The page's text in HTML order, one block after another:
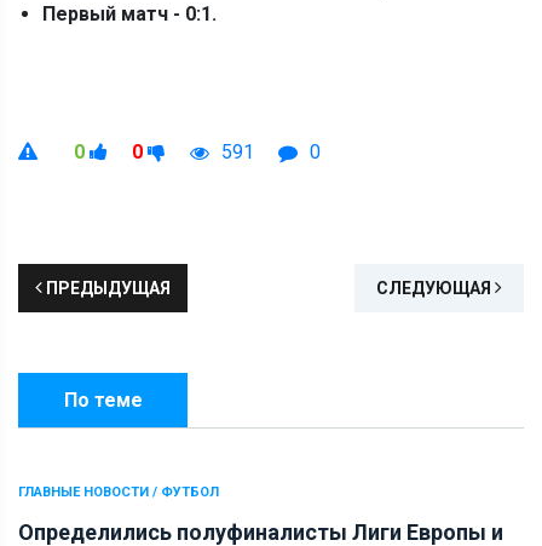
Первый матч - 0:1.
0 0 591 0
ПРЕДЫДУЩАЯ СЛЕДУЮЩАЯ
По теме
ГЛАВНЫЕ НОВОСТИ / ФУТБОЛ
Определились полуфиналисты Лиги Европы и